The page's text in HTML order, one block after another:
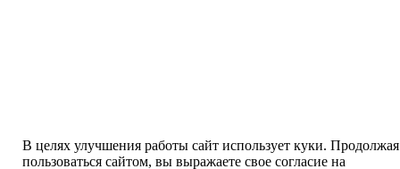
В целях улучшения работы сайт использует куки. Продолжая
пользоваться сайтом, вы выражаете свое согласие на